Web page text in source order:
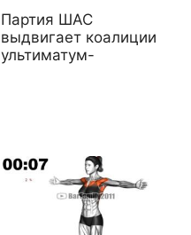
Партия ШАС
выдвигает коалиции
ультиматум-